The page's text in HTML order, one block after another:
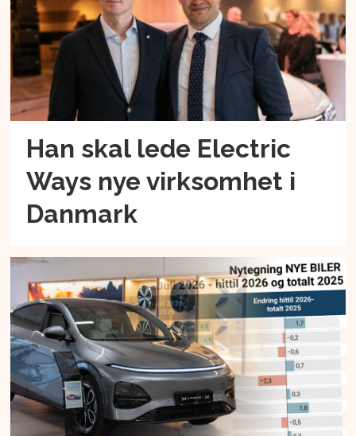
Han skal lede Electric
Ways nye virksomhet i
Danmark